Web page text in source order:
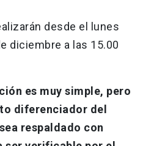
desde el lunes
diciembre a las 15.00
es muy simple, pero
diferenciador del
respaldado con